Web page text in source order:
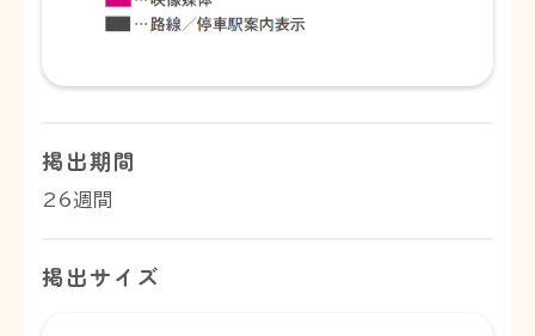
掲出期間
26週間
掲出サイズ